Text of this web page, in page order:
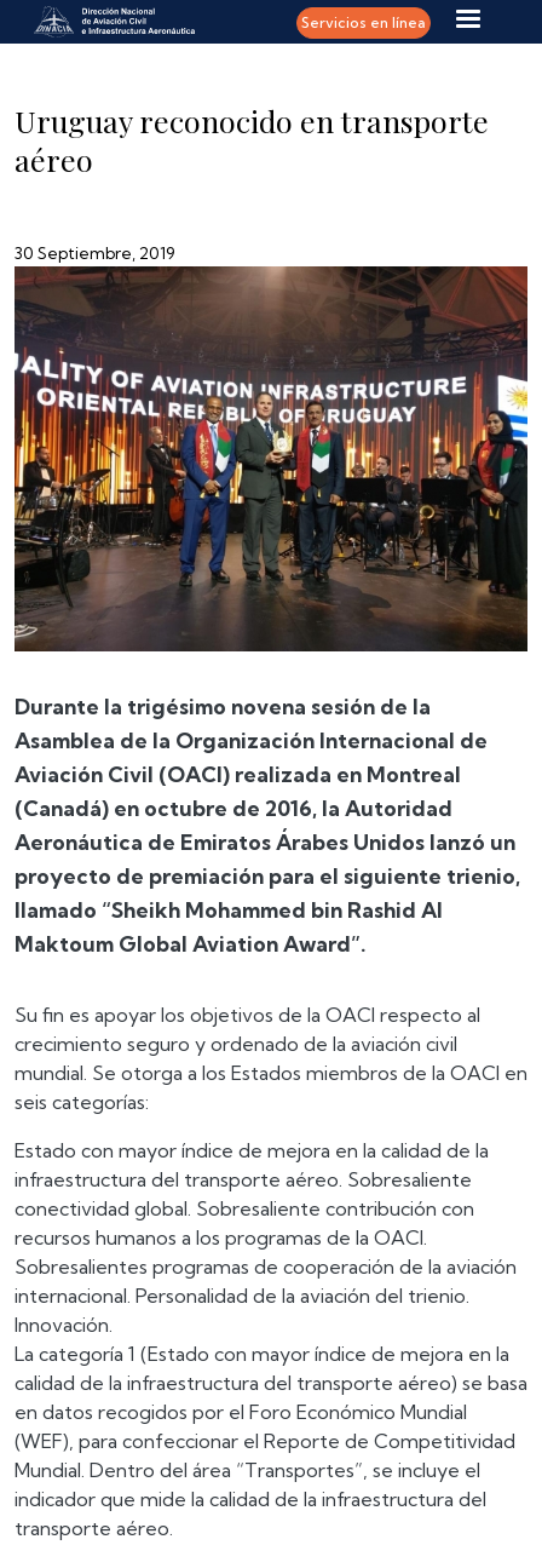
Pasar al contenido principal Servicios en línea
Uruguay reconocido en transporte
aéreo
30 Septiembre, 2019
Durante la trigésimo novena sesión de la
Asamblea de la Organización Internacional de
Aviación Civil (OACI) realizada en Montreal
(Canadá) en octubre de 2016, la Autoridad
Aeronáutica de Emiratos Árabes Unidos lanzó un
proyecto de premiación para el siguiente trienio,
llamado “Sheikh Mohammed bin Rashid Al
Maktoum Global Aviation Award”.
Su fin es apoyar los objetivos de la OACI respecto al
crecimiento seguro y ordenado de la aviación civil
mundial. Se otorga a los Estados miembros de la OACI en
seis categorías:
Estado con mayor índice de mejora en la calidad de la
infraestructura del transporte aéreo. Sobresaliente
conectividad global. Sobresaliente contribución con
recursos humanos a los programas de la OACI.
Sobresalientes programas de cooperación de la aviación
internacional. Personalidad de la aviación del trienio.
Innovación.
La categoría 1 (Estado con mayor índice de mejora en la
calidad de la infraestructura del transporte aéreo) se basa
en datos recogidos por el Foro Económico Mundial
(WEF), para confeccionar el Reporte de Competitividad
Mundial. Dentro del área “Transportes”, se incluye el
indicador que mide la calidad de la infraestructura del
transporte aéreo.